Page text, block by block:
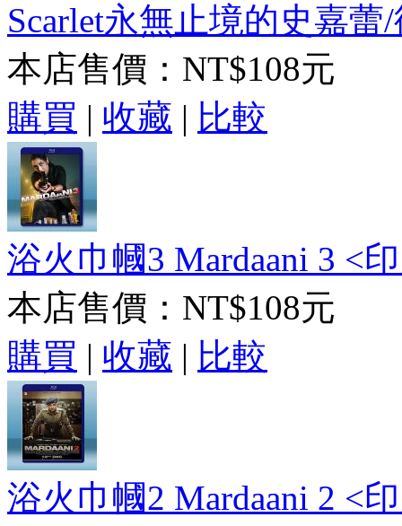
Scarlet永無止境的史嘉
本店售價： NT$108元
購買 | 收藏 | 比較
浴火巾幗3 Mardaani 3 <
本店售價： NT$108元
購買 | 收藏 | 比較
浴火巾幗2 Mardaani 2 <